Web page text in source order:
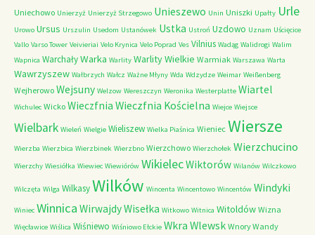
Uniechowo Unierzyż Unierzyż Strzegowo Unieszewo Unin Uniszki Upałty Urle
Urowo Ursus Urszulin Usedom Ustanówek Ustka Ustroń Uzdowo Uznam Uścięcice
Vallo Varso Tower Veivieriai Velo Krynica Velo Poprad Ves Vilnius Wadąg Walidrogi Walim
Wapnica WarchałyWarka Warlity Warlity Wielkie Warmiak Warszawa Warta
Wawrzyszew Wałbrzych Wałcz Ważne Młyny Wda Wdzydze Weimar Weißenberg
Wejherowo Wejsuny Welzow Wereszczyn Weronika Westerplatte Wiartel
Wichulec Wicko Wieczfnia Wieczfnia Kościelna Wiejce Wiejsce
Wielbark Wieleń Wielgie Wieliszew Wielka Piaśnica Wieniec Wiersze
Wierzba Wierzbica Wierzbinek Wierzbno Wierzchowo Wierzchołek Wierzchucino
Wierzchy Wiesiółka Wiewiec Wiewiórów WikielecWiktorów Wilanów Wilczkowo
Wilczęta Wilga WilkasyWilków Wincenta Wincentowo Wincentów Windyki
Winiec Winnica WirwajdyWisełka Witkowo Witnica Witoldów Wizna
Więcławice Wiślica Wiśniewo Wiśniowo Ełckie Wkra Wlewsk Wnory Wandy